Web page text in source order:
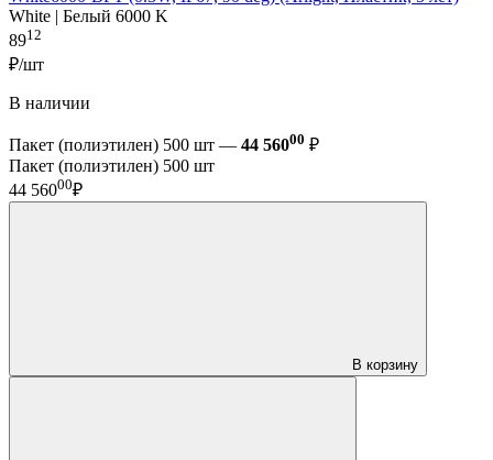
White | Белый 6000 K
8912
₽/шт
В наличии
Пакет (полиэтилен) 500 шт — 44 56000 ₽
Пакет (полиэтилен) 500 шт
44 56000₽
В корзину